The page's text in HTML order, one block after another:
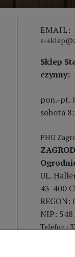
EMAIL:
e-
Sklep
czynny:
pon.-pt.
sobota
PHU
UL.
43-400
REGON:
NIP:
Telefon :